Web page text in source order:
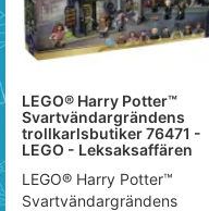
LEGO® Harry Potter™
Svartvändargrändens
trollkarlsbutiker 76471 -
LEGO - Leksaksaffären
LEGO® Harry Potter™
Svartvändargrändens